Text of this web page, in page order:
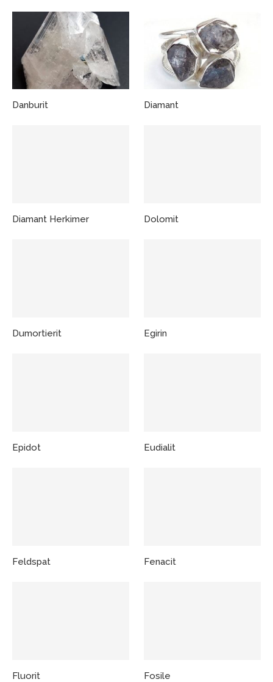
Danburit Diamant
Diamant Herkimer Dolomit
Dumortierit Egirin
Epidot Eudialit
Feldspat Fenacit
Fluorit Fosile